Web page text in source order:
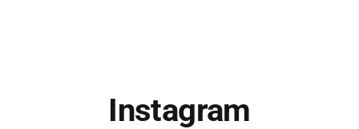
Instagram